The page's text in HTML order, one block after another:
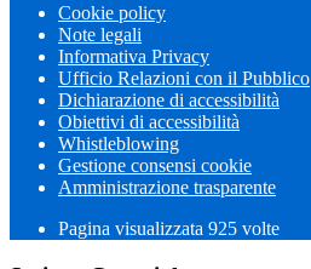
Cookie policy
Note legali
Informativa Privacy
Ufficio Relazioni con il Pubblico
Dichiarazione di accessibilità
Obiettivi di accessibilità
Whistleblowing
Gestione consensi cookie
Amministrazione trasparente
Pagina visualizzata 925 volte